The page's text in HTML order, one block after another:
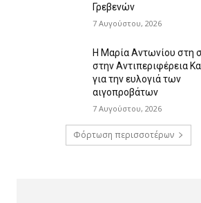
Γρεβενών
7 Αυγούστου, 2026
Η Μαρία Αντωνίου στη
στην Αντιπεριφέρεια
για την ευλογιά των
αιγοπροβάτων
7 Αυγούστου, 2026
Φόρτωση περισσοτέρων